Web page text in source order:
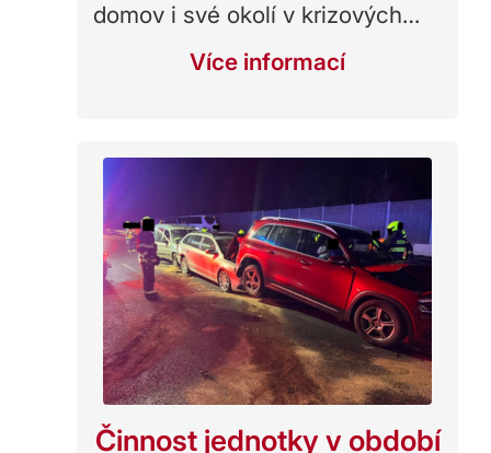
domov i své okolí v krizových…
Více informací
Činnost jednotky v období